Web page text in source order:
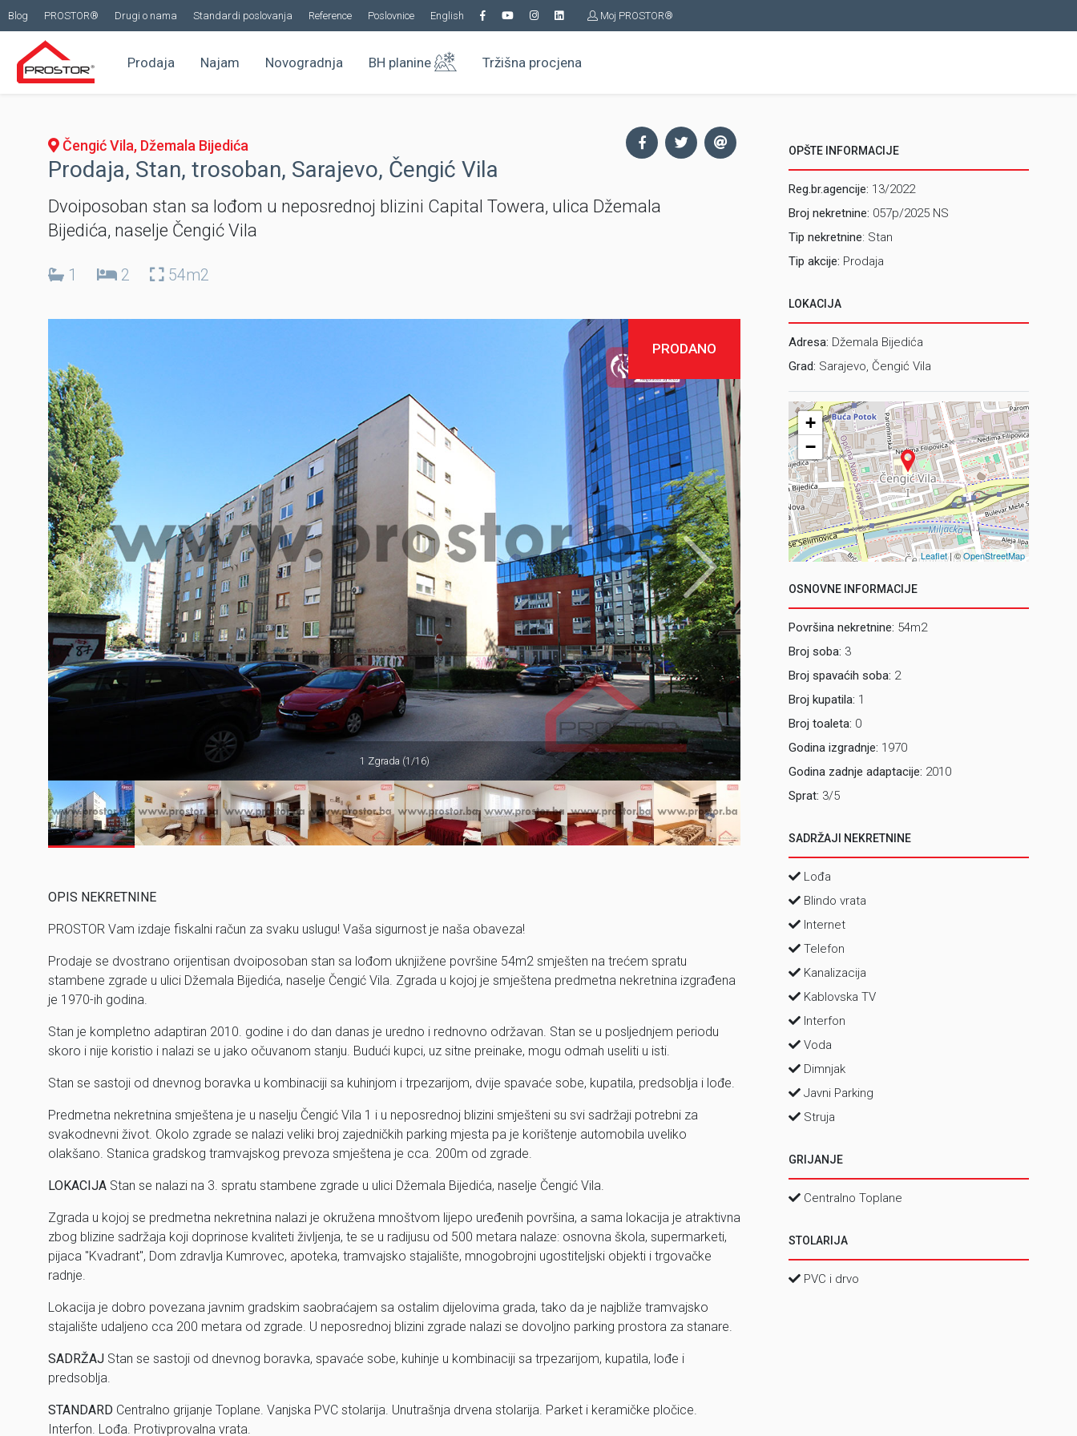
Blog PROSTOR® Drugi o nama Standardi poslovanja Reference Poslovnice English Moj PROSTOR®
Prodaja Najam Novogradnja BH planine Tržišna procjena
Čengić Vila, Džemala Bijedića
Prodaja, Stan, trosoban, Sarajevo, Čengić Vila
Dvoiposoban stan sa lođom u neposrednoj blizini Capital Towera, ulica Džemala
Bijedića, naselje Čengić Vila
1 2 54m2
PRODANO
1 Zgrada (1/16)
OPIS NEKRETNINE
PROSTOR Vam izdaje fiskalni račun za svaku uslugu! Vaša sigurnost je naša obaveza!
Prodaje se dvostrano orijentisan dvoiposoban stan sa lođom uknjižene površine 54m2 smješten na trećem spratu
stambene zgrade u ulici Džemala Bijedića, naselje Čengić Vila. Zgrada u kojoj je smještena predmetna nekretnina izgrađena
je 1970-ih godina.
Stan je kompletno adaptiran 2010. godine i do dan danas je uredno i rednovno održavan. Stan se u posljednjem periodu
skoro i nije koristio i nalazi se u jako očuvanom stanju. Budući kupci, uz sitne preinake, mogu odmah useliti u isti.
Stan se sastoji od dnevnog boravka u kombinaciji sa kuhinjom i trpezarijom, dvije spavaće sobe, kupatila, predsoblja i lođe.
Predmetna nekretnina smještena je u naselju Čengić Vila 1 i u neposrednoj blizini smješteni su svi sadržaji potrebni za
svakodnevni život. Okolo zgrade se nalazi veliki broj zajedničkih parking mjesta pa je korištenje automobila uveliko
olakšano. Stanica gradskog tramvajskog prevoza smještena je cca. 200m od zgrade.
LOKACIJA Stan se nalazi na 3. spratu stambene zgrade u ulici Džemala Bijedića, naselje Čengić Vila.
Zgrada u kojoj se predmetna nekretnina nalazi je okružena mnoštvom lijepo uređenih površina, a sama lokacija je atraktivna
zbog blizine sadržaja koji doprinose kvaliteti življenja, te se u radijusu od 500 metara nalaze: osnovna škola, supermarketi,
pijaca "Kvadrant", Dom zdravlja Kumrovec, apoteka, tramvajsko stajalište, mnogobrojni ugostiteljski objekti i trgovačke
radnje.
Lokacija je dobro povezana javnim gradskim saobraćajem sa ostalim dijelovima grada, tako da je najbliže tramvajsko
stajalište udaljeno cca 200 metara od zgrade. U neposrednoj blizini zgrade nalazi se dovoljno parking prostora za stanare.
SADRŽAJ Stan se sastoji od dnevnog boravka, spavaće sobe, kuhinje u kombinaciji sa trpezarijom, kupatila, lođe i
predsoblja.
STANDARD Centralno grijanje Toplane. Vanjska PVC stolarija. Unutrašnja drvena stolarija. Parket i keramičke pločice.
Interfon. Lođa. Protivprovalna vrata.
OPŠTE INFORMACIJE
Reg.br.agencije: 13/2022
Broj nekretnine: 057p/2025 NS
Tip nekretnine: Stan
Tip akcije: Prodaja
LOKACIJA
Adresa: Džemala Bijedića
Grad: Sarajevo, Čengić Vila
+
−
Leaflet| ©OpenStreetMap
OSNOVNE INFORMACIJE
Površina nekretnine: 54m2
Broj soba: 3
Broj spavaćih soba: 2
Broj kupatila: 1
Broj toaleta: 0
Godina izgradnje: 1970
Godina zadnje adaptacije: 2010
Sprat: 3/5
SADRŽAJI NEKRETNINE
Lođa
Blindo vrata
Internet
Telefon
Kanalizacija
Kablovska TV
Interfon
Voda
Dimnjak
Javni Parking
Struja
GRIJANJE
Centralno Toplane
STOLARIJA
PVC i drvo